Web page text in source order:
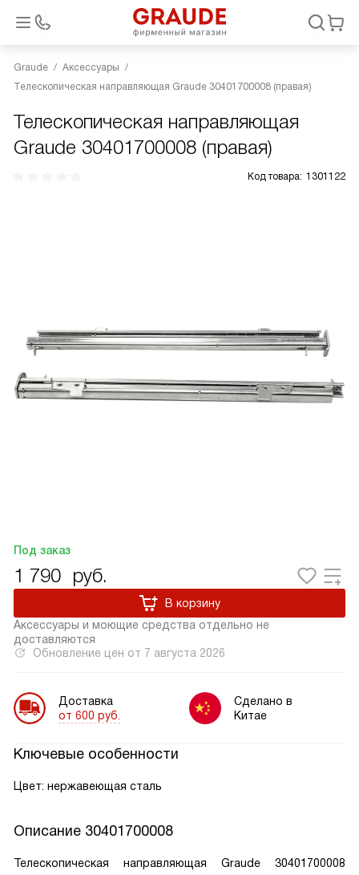
Graude
Аксессуары
Телескопическая направляющая Graude 30401700008 (правая)
Телескопическая направляющая
Graude 30401700008 (правая)
Код товара: 1301122
Под заказ
1 790 руб.
Аксессуары и моющие средства отдельно не
доставляются
В корзину
Обновление цен от 7 августа 2026
Доставка
от 600 руб.
Сделано в
Китае
Ключевые особенности
Цвет: нержавеющая сталь
Описание 30401700008
Телескопическая направляющая Graude 30401700008